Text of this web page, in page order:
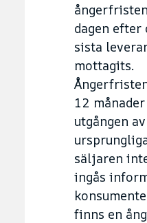
dagen efter
sista
mottagits.
12
utgången
säljaren
ingås
finns en